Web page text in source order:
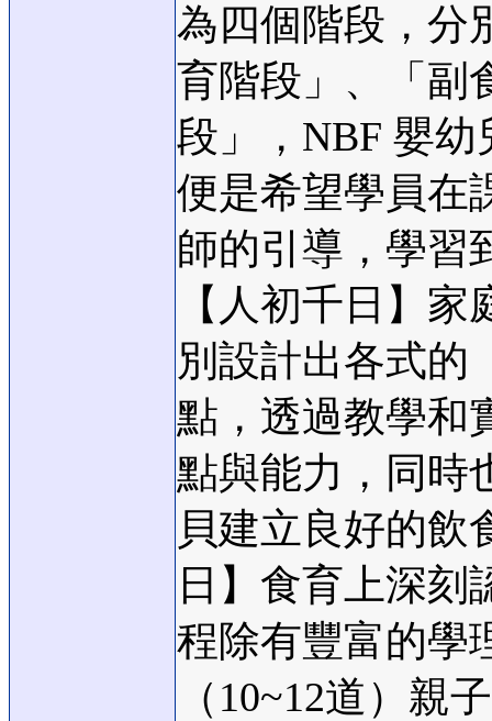
為四個階段，分
育階段」、「副
段」，NBF 嬰
便是希望學員在
師的引導，學習
【人初千日】
別設計出各式的
點，透過教學和
點與能力，同時
貝建立良好的飲
日】食育上深刻
程除有豐富的學
（10~12道）親